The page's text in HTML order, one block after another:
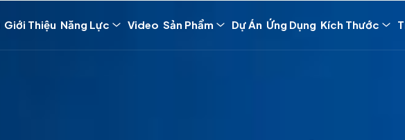
Giới Thiệu Năng Lực Video Sản Phẩm Dự Án Ứng Dụng Kích Thước